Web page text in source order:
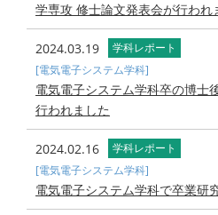
学専攻 修士論文発表会が行われ
2024.03.19
学科レポート
[電気電子システム学科]
電気電子システム学科卒の博士
行われました
2024.02.16
学科レポート
[電気電子システム学科]
電気電子システム学科で卒業研